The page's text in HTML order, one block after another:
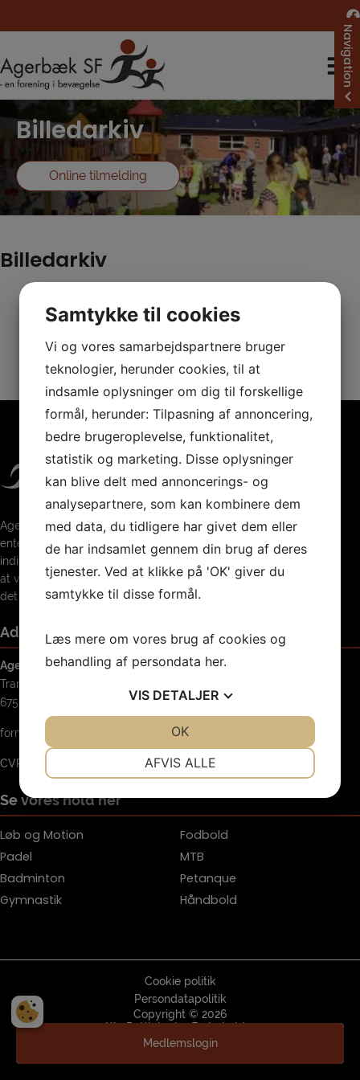
Billedarkiv
Online tilmelding
Billedarkiv
Navigation
Agerbæk SF er åben for enhver, hvad
enten det drejer sig om holdsport,
individuelle præstationer eller bare det
at være sammen med andre og nyde
det sociale samvær.
Adresse
Agerbæk SF
Tranebærvej 44
6753 Agerbæk
formand@agerbaek-sf.dk
CVR.: 33923716
Se vores hold her
Løb og Motion
Fodbold
Padel
MTB
Badminton
Petanque
Gymnastik
Håndbold
Cookie politik
Persondatapolitik
Copyright © 2026
Alle Rettigheder Forbeholdes
Hjemmeside afStandout
Medlemslogin
Samtykke til cookies
Vi og vores samarbejdspartnere bruger
teknologier, herunder cookies, til at
indsamle oplysninger om dig til forskellige
formål, herunder: Tilpasning af annoncering,
bedre brugeroplevelse, funktionalitet,
statistik og marketing. Disse oplysninger
kan blive delt med annoncerings- og
analysepartnere, som kan kombinere dem
med data, du tidligere har givet dem eller
de har indsamlet gennem din brug af deres
tjenester. Ved at klikke på 'OK' giver du
samtykke til disse formål.
Læs mere om vores brug af cookies og
behandling af persondata her.
VIS DETALJER
MARKETING STATISTIK
AFVIS ALLE
OK